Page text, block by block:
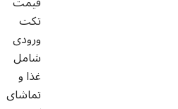
تکت
ورودی
شامل
غذا و
تماشای